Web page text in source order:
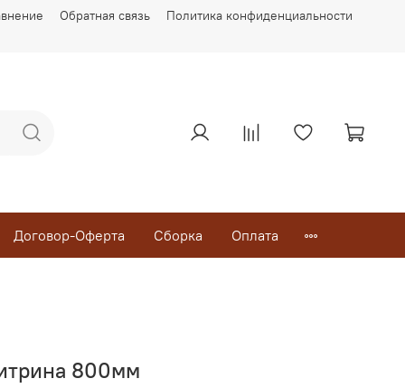
Обратная связь Политика конфиденциальности
Договор-Оферта Сборка Оплата
800мм